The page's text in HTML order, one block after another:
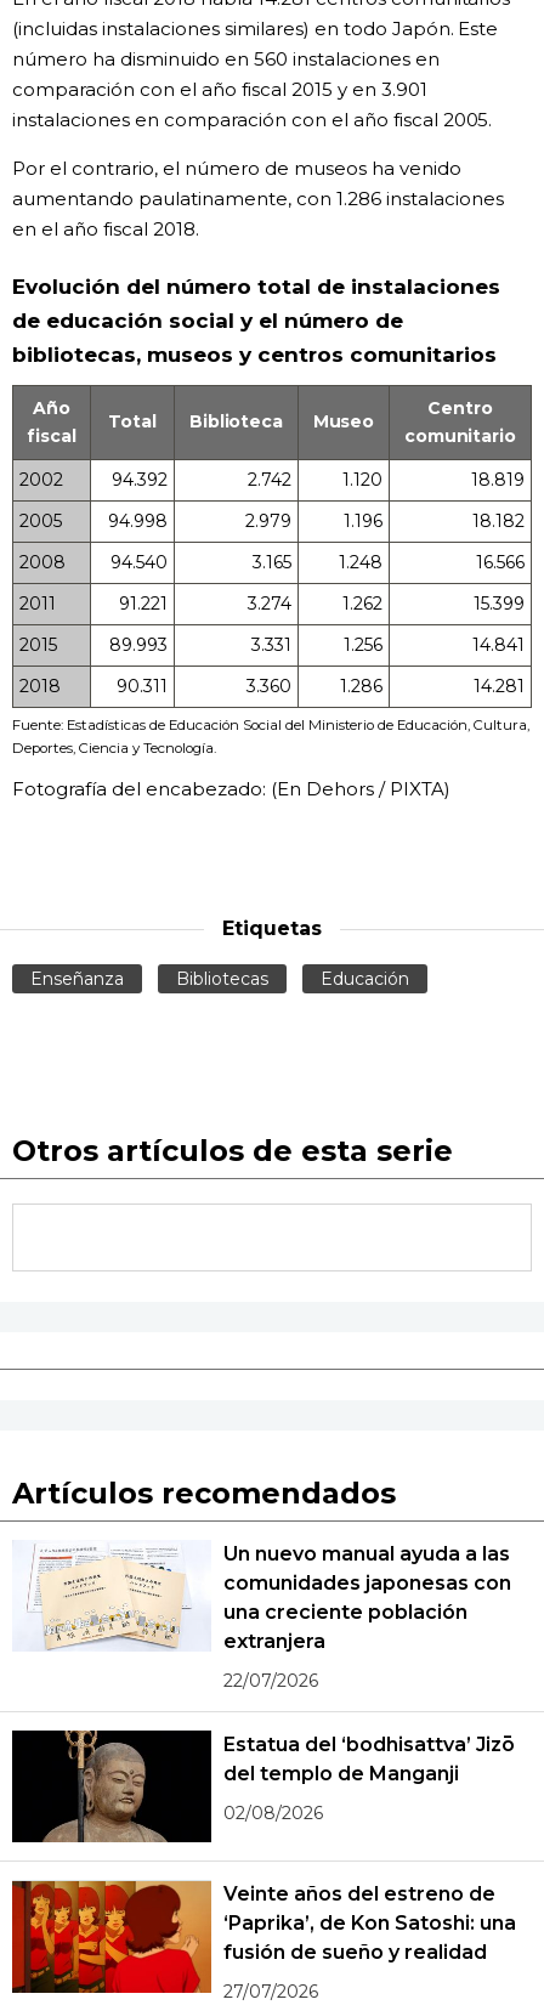
(incluidas instalaciones similares) en todo Japón. Este
número ha disminuido en 560 instalaciones en
comparación con el año fiscal 2015 y en 3.901
instalaciones en comparación con el año fiscal 2005.
Por el contrario, el número de museos ha venido
aumentando paulatinamente, con 1.286 instalaciones
en el año fiscal 2018.
Evolución del número total de instalaciones
de educación social y el número de
bibliotecas, museos y centros comunitarios
Año
fiscal
Total Biblioteca Museo
Centro
comunitario
2002
94.392 2.742 1.120
18.819
2005
94.998 2.979 1.196
18.182
2008
94.540 3.165 1.248
16.566
2011
91.221 3.274 1.262
15.399
2015
89.993 3.331 1.256
14.841
2018
90.311 3.360 1.286 14.281
Fuente: Estadísticas de Educación Social del Ministerio de Educación, Cultura,
Deportes, Ciencia y Tecnología.
Fotografía del encabezado: (En Dehors / PIXTA)
Etiquetas
Enseñanza Bibliotecas Educación
Otros artículos de esta serie
Artículos recomendados
Un nuevo manual ayuda a las
comunidades japonesas con
una creciente población
extranjera
22/07/2026
Estatua del ‘bodhisattva’ Jizō
del templo de Manganji
02/08/2026
Veinte años del estreno de
‘Paprika’, de Kon Satoshi: una
fusión de sueño y realidad
27/07/2026